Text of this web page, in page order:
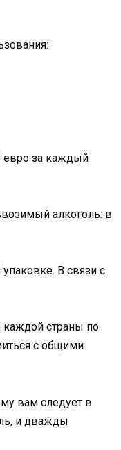
евро за каждый
алкоголь: в
В связи с
каждой страны по
с общими
вам следует в
и дважды